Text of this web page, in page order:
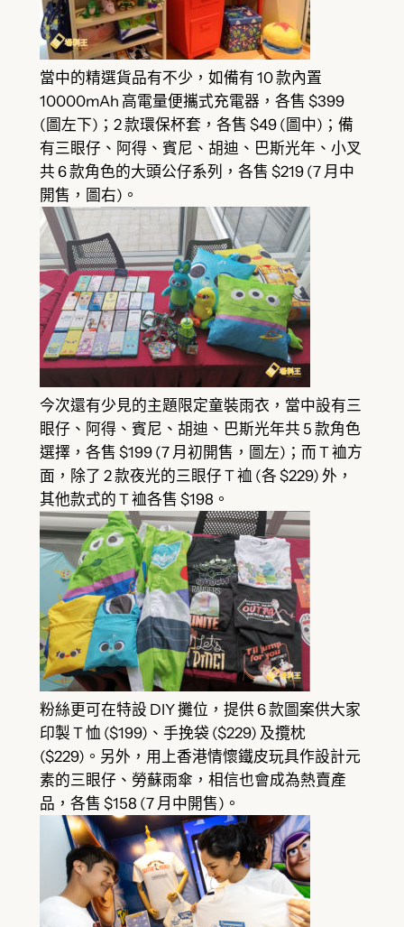
當中的精選貨品有不少，如備有 10 款內置
10000mAh 高電量便攜式充電器，各售 $399
(圖左下)；2 款環保杯套，各售 $49 (圖中)；備
有三眼仔、阿得、賓尼、胡迪、巴斯光年、小叉
共 6 款角色的大頭公仔系列，各售 $219 (7 月中
開售，圖右)。
今次還有少見的主題限定童裝雨衣，當中設有三
眼仔、阿得、賓尼、胡迪、巴斯光年共 5 款角色
選擇，各售 $199 (7 月初開售，圖左)；而 T 裇方
面，除了 2 款夜光的三眼仔 T 裇 (各 $229) 外，
其他款式的 T 裇各售 $198。
粉絲更可在特設 DIY 攤位，提供 6 款圖案供大家
印製 T 恤 ($199)、手挽袋 ($229) 及攬枕
($229)。另外，用上香港情懷鐵皮玩具作設計元
素的三眼仔、勞蘇雨傘，相信也會成為熱賣產
品，各售 $158 (7 月中開售)。